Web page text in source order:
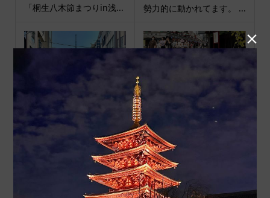
「桐生八木節まつりin浅...
勢力的に動かれてます。 ...
一つない青空です。 暑く
も寒くもなく過ごしやす...
今日の浅草。 仲見世と宝
蔵門の間に素敵な空間がで
きてました。#正しく恐...
